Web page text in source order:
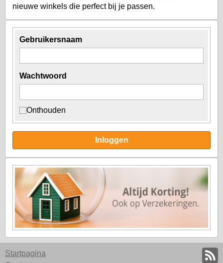
Gebruikersnaam
Wachtwoord
Onthouden
Inloggen
nieuwe winkels die perfect bij je passen.
Startpagina